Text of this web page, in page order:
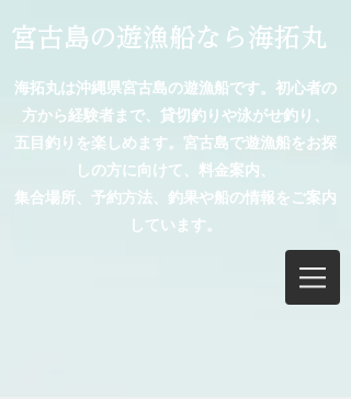
宮古島の遊漁船なら海拓丸
海拓丸は沖縄県宮古島の遊漁船です。初心者の
方から経験者まで、貸切釣りや泳がせ釣り、
五目釣りを楽しめます。宮古島で遊漁船をお探
しの方に向けて、料金案内、
集合場所、予約方法、釣果や船の情報をご案内
しています。